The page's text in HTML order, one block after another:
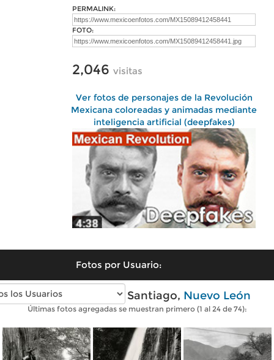
PERMALINK:
FOTO:
2,046 visitas
Ver fotos de personajes de la Revolución
Mexicana coloreadas y animadas mediante
inteligencia artificial (deepfakes)
Fotos por Usuario:
Fotos antiguas de Santiago, Nuevo León
Últimas fotos agregadas se muestran primero (1 al 24 de 74):